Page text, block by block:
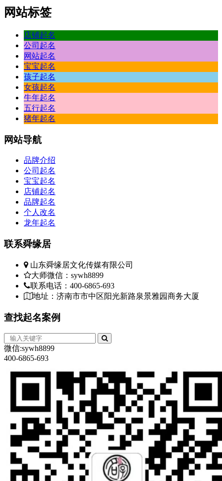
网站标签
店铺起名
公司起名
网站起名
宝宝起名
孩子起名
女孩起名
牛年起名
五行起名
猪年起名
网站导航
品牌介绍
公司起名
宝宝起名
店铺起名
品牌起名
个人改名
龙年起名
联系舜缘居
山东舜缘居文化传媒有限公司
大师微信：sywh8899
联系电话：400-6865-693
地址：济南市市中区阳光新路泉景雅园商务大厦
查找起名案例
微信:sywh8899
400-6865-693